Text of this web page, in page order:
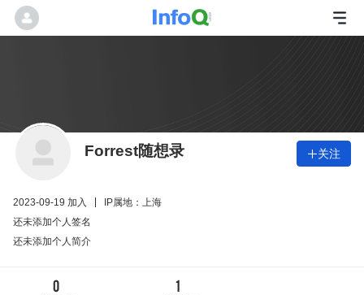
Forrest随想录 关注
2023-09-19 加入
IP属地：上海
还未添加个人签名
还未添加个人简介
0 1